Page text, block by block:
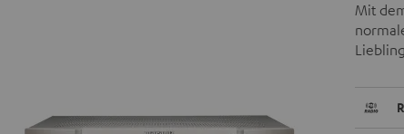
Mit